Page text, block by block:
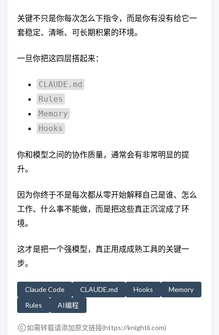
关键不只是你每次怎么下指令，而是你有没有给它一
套稳定、清晰、可长期积累的环境。
一旦你把这四层搭起来：
CLAUDE.md
Rules
Memory
Hooks
你和模型之间的协作质量，通常会有非常明显的提
升。
因为你终于不是每次都从零开始解释自己是谁、怎么
工作、什么事不能做，而是把这些真正沉淀成了环
境。
这才是把一个强模型，真正用成成熟工具的关键一
步。
Claude Code CLAUDE.md Hooks
Memory
Rules
AI编程
如需转载请添加原文链接(https://knightli.com)